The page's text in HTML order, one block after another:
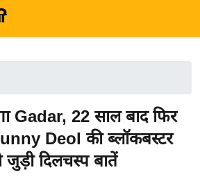
Gadar, 22 साल बाद फिर
Deol की ब्लॉकबस्टर
दिलचस्प बातें